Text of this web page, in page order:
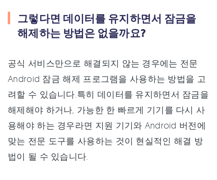
그렇다면 데이터를 유지하면서 잠금을
해제하는 방법은 없을까요?
공식 서비스만으로 해결되지 않는 경우에는 전문
Android 잠금 해제 프로그램을 사용하는 방법을 고
려할 수 있습니다.특히 데이터를 유지하면서 잠금을
해제해야 하거나, 가능한 한 빠르게 기기를 다시 사
용해야 하는 경우라면 지원 기기와 Android 버전에
맞는 전문 도구를 사용하는 것이 현실적인 해결 방
법이 될 수 있습니다.